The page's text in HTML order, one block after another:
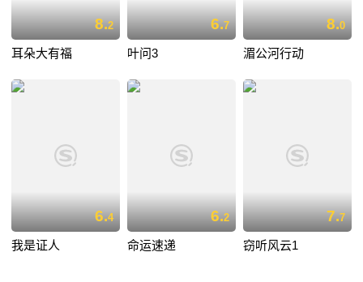
8.2
耳朵大有福
6.7
叶问3
8.0
湄公河行动
6.4
我是证人
6.2
命运速递
7.7
窃听风云1